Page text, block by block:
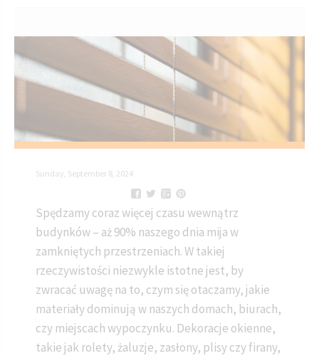
Sunday, September 8, 2024
Spędzamy coraz więcej czasu wewnątrz
budynków – aż 90% naszego dnia mija w
zamkniętych przestrzeniach. W takiej
rzeczywistości niezwykle istotne jest, by
zwracać uwagę na to, czym się otaczamy, jakie
materiały dominują w naszych domach, biurach,
czy miejscach wypoczynku. Dekoracje okienne,
takie jak rolety, żaluzje, zasłony, plisy czy firany,